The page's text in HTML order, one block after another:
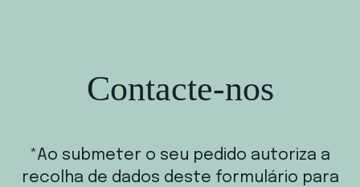
Contacte-nos
*Ao submeter o seu pedido autoriza a
recolha de dados deste formulário para